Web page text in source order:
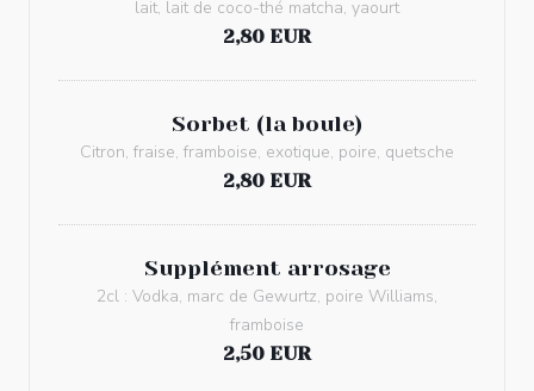
lait, lait de coco-thé matcha, yaourt
2,80 EUR
Sorbet (la boule)
Citron, fraise, framboise, exotique, poire, quetsche
2,80 EUR
Supplément arrosage
2cl : Vodka, marc de Gewurtz, poire Williams,
framboise
2,50 EUR